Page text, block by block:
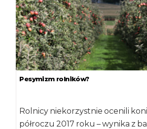
Pesymizm rolników?
Rolnicy niekorzystnie ocenili
półroczu 2017 roku – wynika z